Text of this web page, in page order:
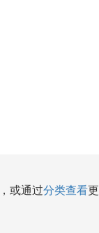
或通过分类查看更